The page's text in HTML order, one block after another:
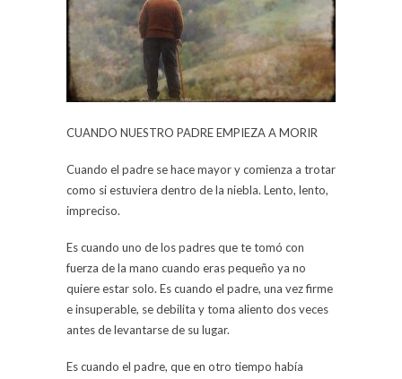
CUANDO NUESTRO PADRE EMPIEZA A MORIR
Cuando el padre se hace mayor y comienza a trotar
como si estuviera dentro de la niebla. Lento, lento,
impreciso.
Es cuando uno de los padres que te tomó con
fuerza de la mano cuando eras pequeño ya no
quiere estar solo. Es cuando el padre, una vez firme
e insuperable, se debilita y toma aliento dos veces
antes de levantarse de su lugar.
Es cuando el padre, que en otro tiempo había